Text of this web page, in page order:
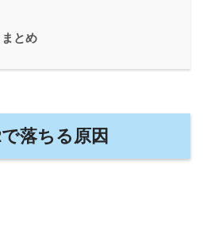
とめ
落ちる原因